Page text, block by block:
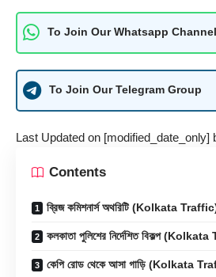
To Join Our Whatsapp Channel
To Join Our Telegram Group
Last Updated on [modified_date_only]
Contents
ব্রিজ কমিশনার্স অথরিটি (Kolkata
কলকাতা পুলিশের নির্দেশিত বিকল্প
কেপি রোড থেকে আসা গাড়ি (Kolkata